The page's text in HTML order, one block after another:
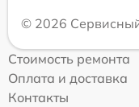
© 2026
Стоимость ремонта
Оплата и доставка
Контакты